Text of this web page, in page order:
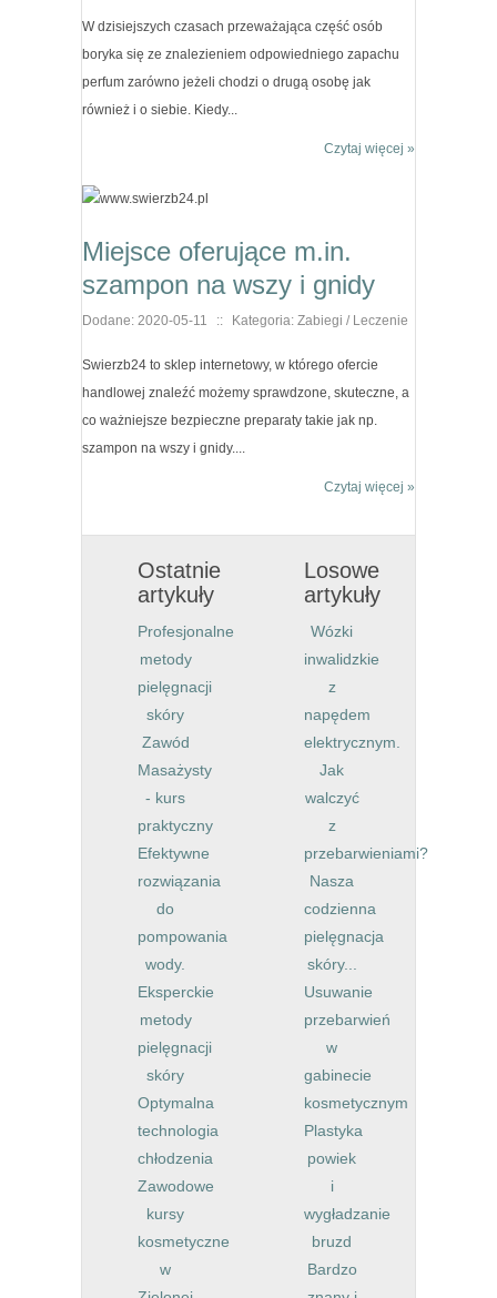
W dzisiejszych czasach przeważająca część osób
boryka się ze znalezieniem odpowiedniego zapachu
perfum zarówno jeżeli chodzi o drugą osobę jak
również i o siebie. Kiedy...
Czytaj więcej »
Miejsce oferujące m.in.
szampon na wszy i gnidy
Dodane: 2020-05-11 :: Kategoria: Zabiegi / Leczenie
Swierzb24 to sklep internetowy, w którego ofercie
handlowej znaleźć możemy sprawdzone, skuteczne, a
co ważniejsze bezpieczne preparaty takie jak np.
szampon na wszy i gnidy....
Czytaj więcej »
Ostatnie
artykuły
Profesjonalne
metody
pielęgnacji
skóry
Zawód
Masażysty
- kurs
praktyczny
Efektywne
rozwiązania
do
pompowania
wody.
Eksperckie
metody
pielęgnacji
skóry
Optymalna
technologia
chłodzenia
Zawodowe
kursy
kosmetyczne
w
Losowe
artykuły
Wózki
inwalidzkie
z
napędem
elektrycznym.
Jak
walczyć
z
przebarwieniami?
Nasza
codzienna
pielęgnacja
skóry...
Usuwanie
przebarwień
w
gabinecie
kosmetycznym
Plastyka
powiek
i
wygładzanie
bruzd
Bardzo